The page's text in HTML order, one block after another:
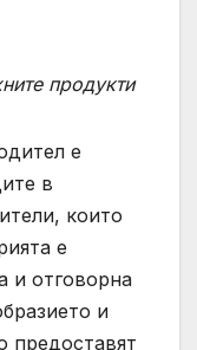
продукти
е
в
които
е
и отговорна
и
предоставят